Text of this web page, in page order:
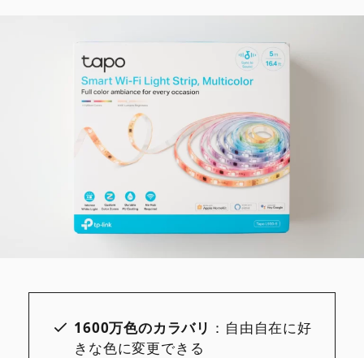
1600万色のカラバリ ：自由自在に好
きな色に変更できる